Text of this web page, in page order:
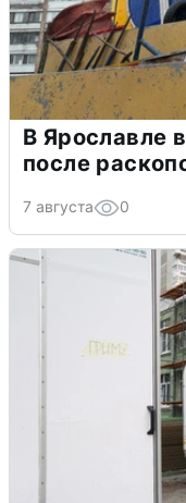
В Ярославле
после
7 августа 0